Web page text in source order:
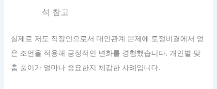
석 참고
실제로 저도 직장인으로서 대인관계 문제에 토정비결에서 얻
은 조언을 적용해 긍정적인 변화를 경험했습니다. 개인별 맞
춤 풀이가 얼마나 중요한지 체감한 사례입니다.